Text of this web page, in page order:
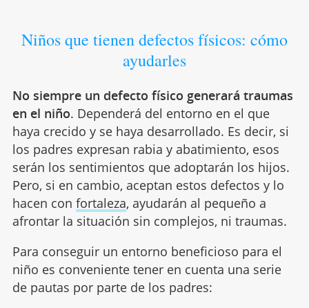
Niños que tienen defectos físicos: cómo
ayudarles
No siempre un defecto físico generará traumas
en el niño. Dependerá del entorno en el que
haya crecido y se haya desarrollado. Es decir, si
los padres expresan rabia y abatimiento, esos
serán los sentimientos que adoptarán los hijos.
Pero, si en cambio, aceptan estos defectos y lo
hacen con fortaleza, ayudarán al pequeño a
afrontar la situación sin complejos, ni traumas.
Para conseguir un entorno beneficioso para el
niño es conveniente tener en cuenta una serie
de pautas por parte de los padres: